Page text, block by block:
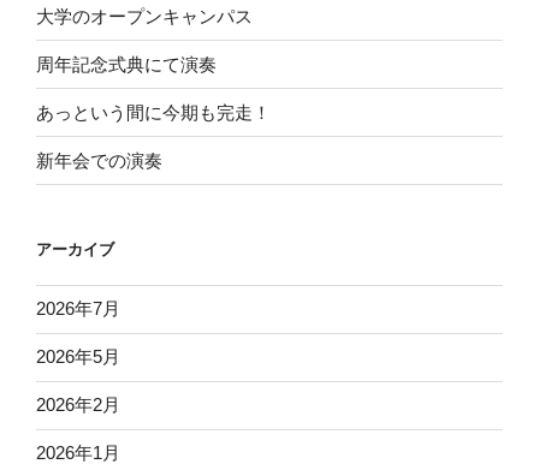
大学のオープンキャンパス
周年記念式典にて演奏
あっという間に今期も完走！
新年会での演奏
アーカイブ
2026年7月
2026年5月
2026年2月
2026年1月